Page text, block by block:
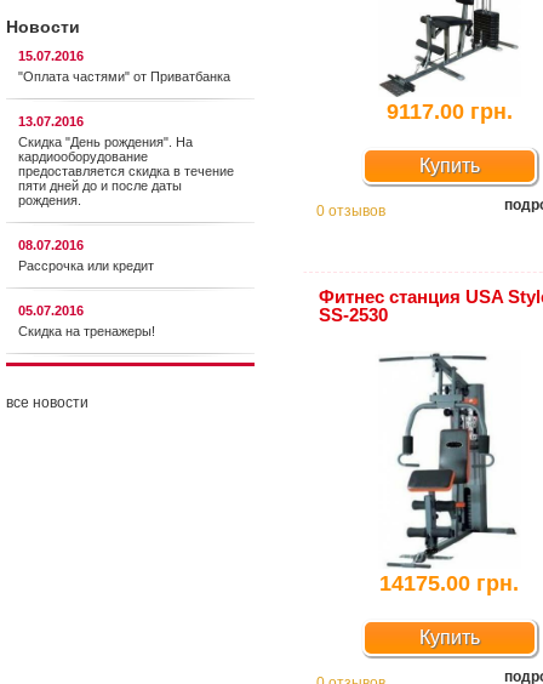
Новости
15.07.2016
"Оплата частями" от Приватбанка
13.07.2016
Скидка "День рождения". На
кардиооборудование
предоставляется cкидка в течение
пяти дней до и после даты
рождения.
08.07.2016
Рассрочка или кредит
05.07.2016
Скидка на тренажеры!
все новости
9117.00 грн.
Купить
0 отзывов
Фитнес станция USA
SS-2530
14175.00 грн.
Купить